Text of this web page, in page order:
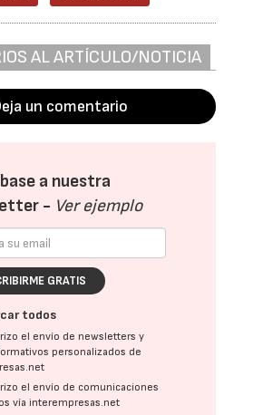
AL ARTÍCULO/NOTICIA
un comentario
a nuestra
- Ver ejemplo
GRATIS
todos
el envío de newsletters y
personalizados de
el envío de comunicaciones
vía interempresas.net